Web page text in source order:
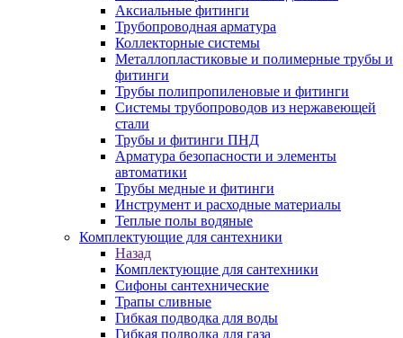
Аксиальные фитинги
Трубопроводная арматура
Коллекторные системы
Металлопластиковые и полимерные трубы и
фитинги
Трубы полипропиленовые и фитинги
Системы трубопроводов из нержавеющей
стали
Трубы и фитинги ПНД
Арматура безопасности и элементы
автоматики
Трубы медные и фитинги
Инструмент и расходные материалы
Теплые полы водяные
Комплектующие для сантехники
Назад
Комплектующие для сантехники
Сифоны сантехнические
Трапы сливные
Гибкая подводка для воды
Гибкая подводка для газа